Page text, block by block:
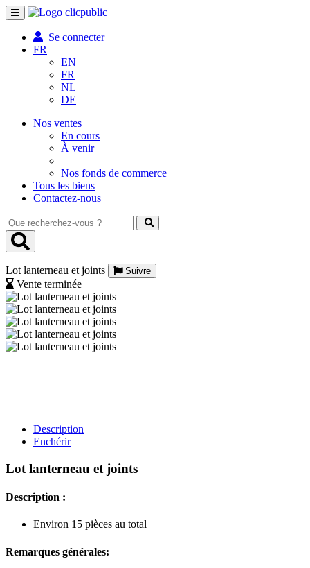
Toggle
navigation
Se connecter
FR
EN
FR
NL
DE
Nos ventes
En cours
À venir
Nos fonds de commerce
Tous les biens
Contactez-nous
Que
recherchez-
vous
Lot lanterneau et joints
Suivre
Vente terminée
Description
Enchérir
Lot lanterneau et joints
Description :
Environ 15 pièces au total
Remarques générales: